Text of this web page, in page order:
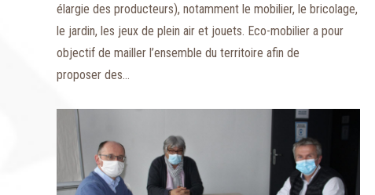
élargie des producteurs), notamment le mobilier, le bricolage,
le jardin, les jeux de plein air et jouets. Eco-mobilier a pour
objectif de mailler l’ensemble du territoire afin de
proposer des…